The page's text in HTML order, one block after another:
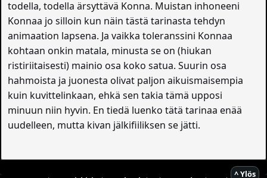
todella, todella ärsyttävä Konna. Muistan inhoneeni
Konnaa jo silloin kun näin tästä tarinasta tehdyn
animaation lapsena. Ja vaikka toleranssini Konnaa
kohtaan onkin matala, minusta se on (hiukan
ristiriitaisesti) mainio osa koko satua. Suurin osa
hahmoista ja juonesta olivat paljon aikuismaisempia
kuin kuvittelinkaan, ehkä sen takia tämä upposi
minuun niin hyvin. En tiedä luenko tätä tarinaa enää
uudelleen, mutta kivan jälkifiiliksen se jätti.
^ Ylös